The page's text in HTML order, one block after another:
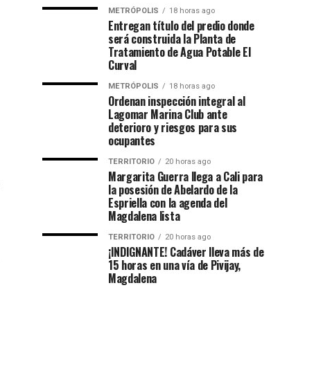
METRÓPOLIS 18 horas ago
Entregan título del predio donde
será construida la Planta de
Tratamiento de Agua Potable El
Curval
METRÓPOLIS 18 horas ago
Ordenan inspección integral al
Lagomar Marina Club ante
deterioro y riesgos para sus
ocupantes
TERRITORIO 20 horas ago
Margarita Guerra llega a Cali para
la posesión de Abelardo de la
Espriella con la agenda del
Magdalena lista
TERRITORIO 20 horas ago
¡INDIGNANTE! Cadáver lleva más de
15 horas en una vía de Pivijay,
Magdalena